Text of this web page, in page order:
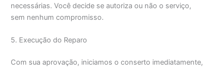
necessárias. Você decide se autoriza ou não o serviço,
sem nenhum compromisso.
5. Execução do Reparo
Com sua aprovação, iniciamos o conserto imediatamente,